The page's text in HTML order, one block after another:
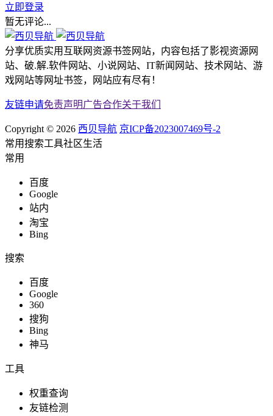
立即登录
暂无评论...
分享优质实用互联网资源书签网站，内容包括了影视资源网
站、破.解.软件网站、小说网站、IT新闻网站、技术网站、游
戏网站等网址书签，网站应有尽有！
友链申请免责声明广告合作关于我们
Copyright © 2026 西贝导航 京ICP备2023007469号-2
常用搜索工具社区生活
常用
百度
Google
站内
淘宝
Bing
搜索
百度
Google
360
搜狗
Bing
神马
工具
权重查询
友链检测